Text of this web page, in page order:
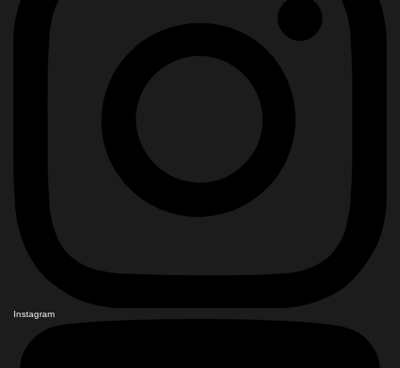
Instagram